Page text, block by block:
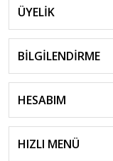
ÜYELİK
BİLGİLENDİRME
HESABIM
HIZLI MENÜ